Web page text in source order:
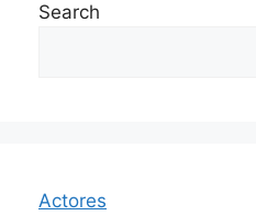
Search
Actores